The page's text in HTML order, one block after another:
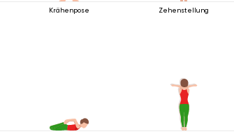
Krähenpose Zehenstellung